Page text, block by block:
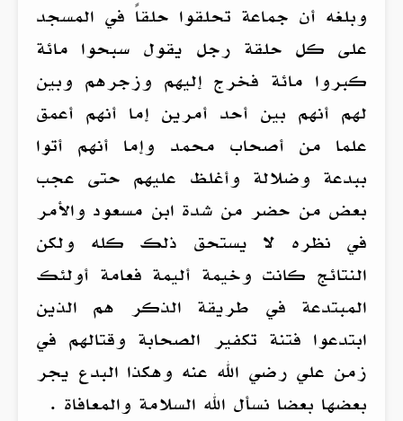
وبلغه أن جماعة تحلقوا حلقاً في المسجد
على كل حلقة رجل يقول سبحوا مائة
كبروا مائة فخرج إليهم وزجرهم وبين
لهم أنهم بين أحد أمرين إما أنهم أعمق
علما من أصحاب محمد وإما أنهم أتوا
ببدعة وضلالة وأغلظ عليهم حتى عجب
بعض من حضر من شدة ابن مسعود والأمر
في نظره لا يستحق ذلك كله ولكن
النتائج كانت وخيمة أليمة فعامة أولئك
المبتدعة في طريقة الذكر هم الذين
ابتدعوا فتنة تكفير الصحابة وقتالهم في
زمن علي رضي الله عنه وهكذا البدع يجر
بعضها بعضا نسأل الله السلامة والمعافاة .